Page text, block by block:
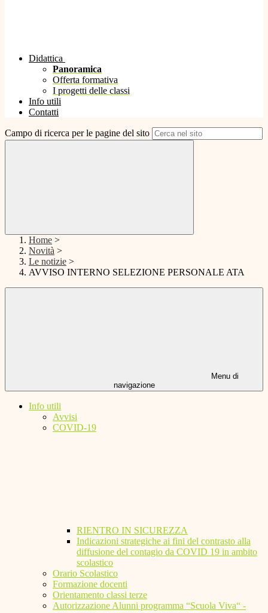
Didattica
Panoramica
Offerta formativa
I progetti delle classi
Info utili
Contatti
Campo di ricerca per le pagine del sito
Home >
Novità >
Le notizie >
AVVISO INTERNO SELEZIONE PERSONALE ATA
Menu di
navigazione
Info utili
Avvisi
COVID-19
RIENTRO IN SICUREZZA
Indicazioni strategiche ai fini del contrasto alla
diffusione del contagio da COVID 19 in ambito
scolastico
Orario Scolastico
Formazione docenti
Orientamento classi terze
Autorizzazione Alunni programma “Scuola Viva“ -